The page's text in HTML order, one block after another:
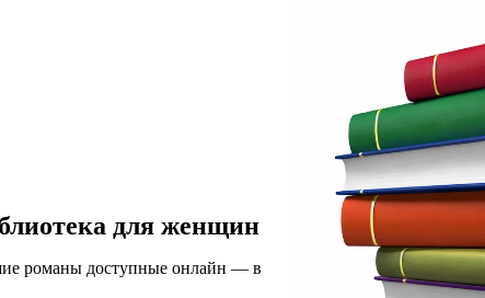
для женщин
романы доступные онлайн — в